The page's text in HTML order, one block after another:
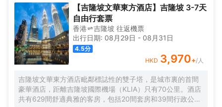
亞當地美食以及西餐和日本料理。吉隆坡武吉免登家精品主題酒店
是度假休閒的好去處。
題房所用到的元素包括詹姆斯•邦德、瑪麗蓮•夢露、太空漫遊、童
話故事等等。裝修舒適考究，基礎設施齊全，還有免費無限上網。
吉隆坡武吉免登家精品主題酒店的Bistro 36小酒館供應精選馬來西
亞當地美食以及西餐和日本料理。吉隆坡武吉免登家精品主題酒店
是度假休閒的好去處。
【吉隆坡文華東方酒店】吉隆坡 3-7天
自由行套票
香港 吉隆坡 往返機票
出行日期: 08月29日 - 08月31日
4.5分
HKD 3,970+/人
吉隆坡文華東方酒店毗鄰標誌性的雙子塔，是城市裏的首間
豪華酒店，距離吉隆坡國際機場（KLIA）只有70公里。酒店
共有629間舒適典雅的客房，包括20間套房和39間行政公